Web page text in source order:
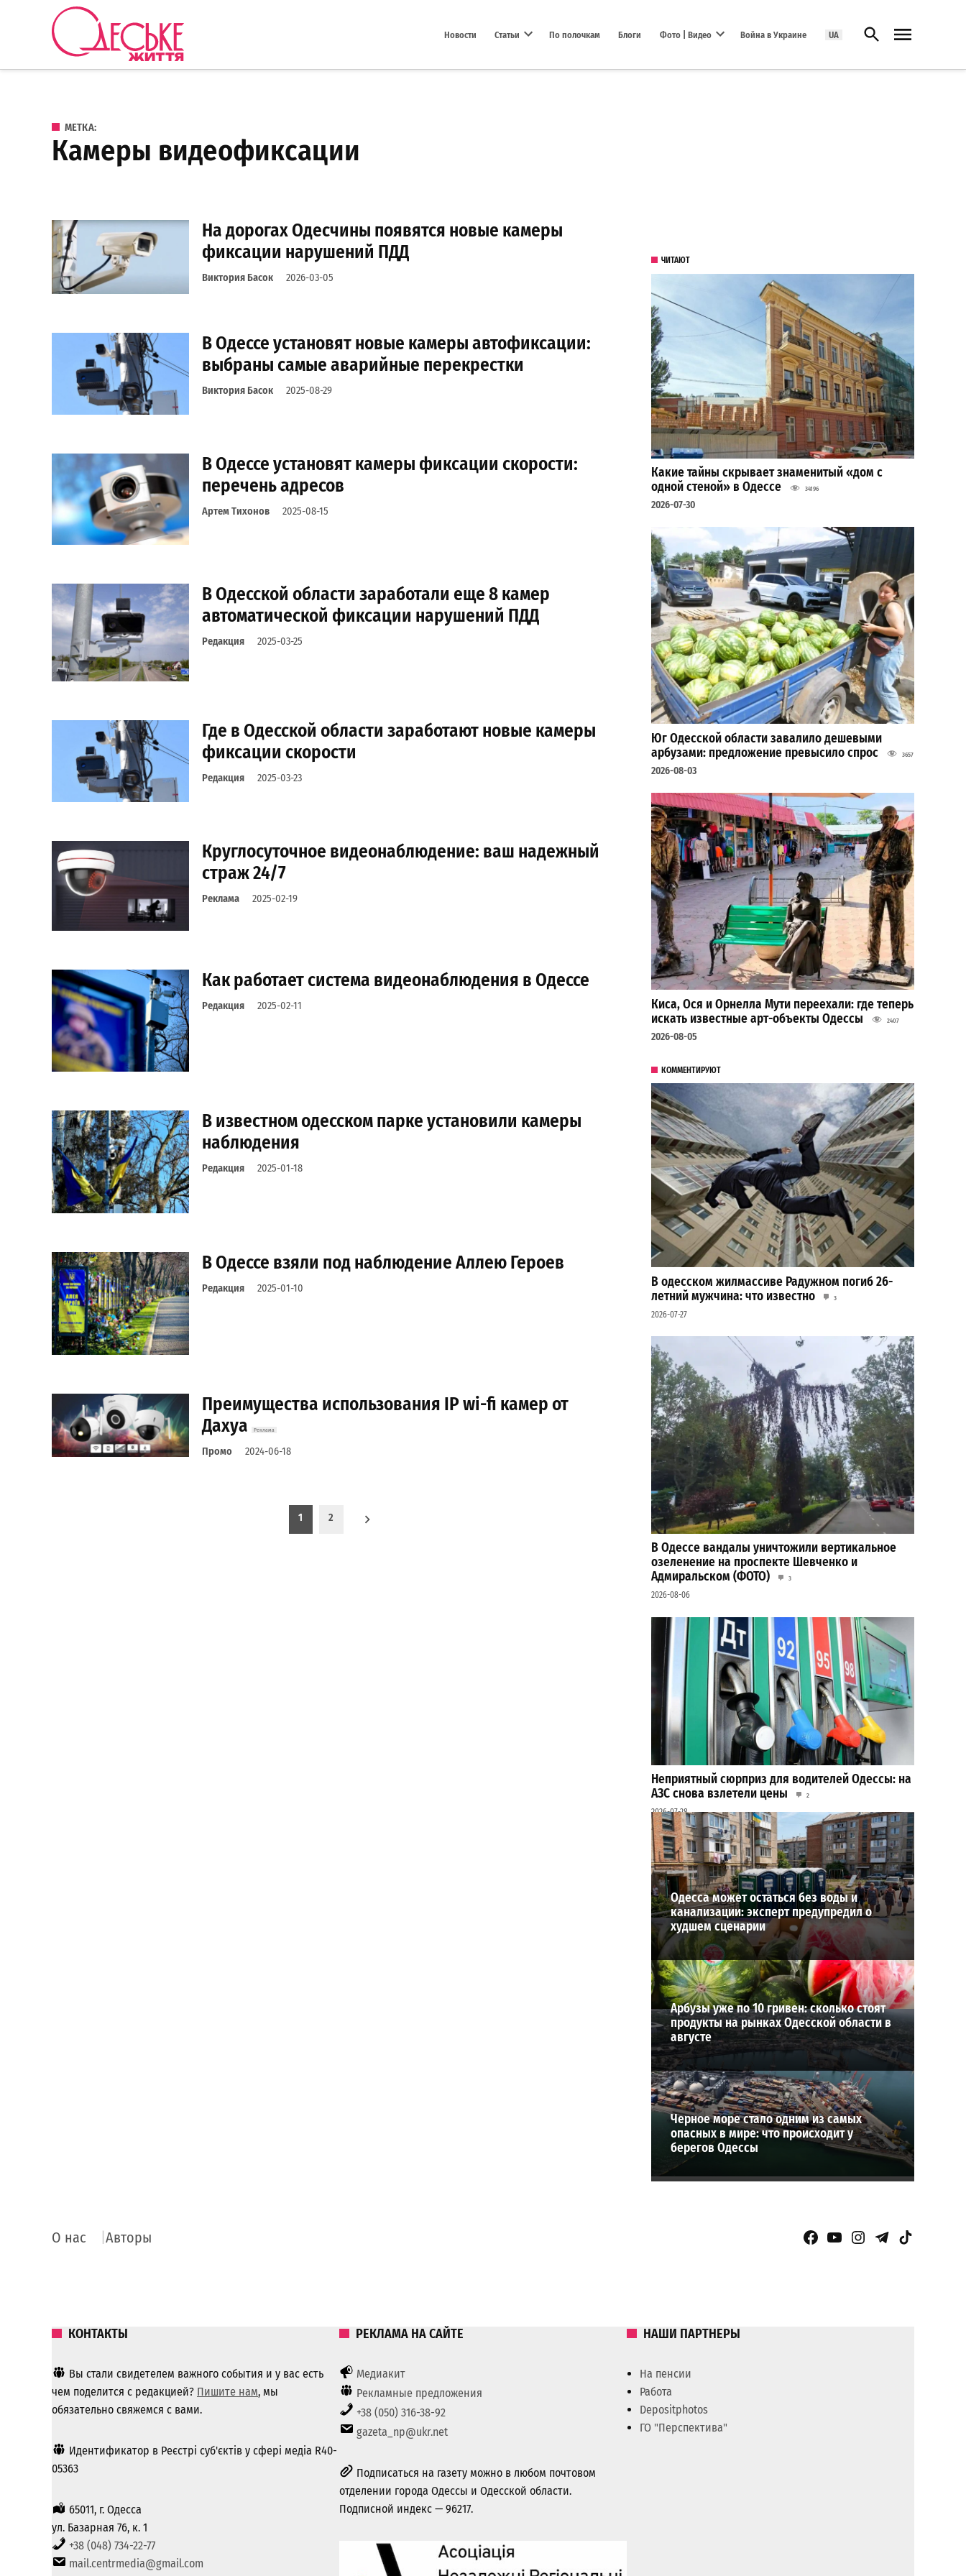
Перейти к содержанию
Новости Статьи По полочкам Блоги Фото | Видео Война в Украине UA Открыть поиск
МЕТКА:
камеры видеофиксации
На дорогах Одесчины появятся новые камеры
фиксации нарушений ПДД
Виктория Басок 2026-03-05
В Одессе установят новые камеры автофиксации:
выбраны самые аварийные перекрестки
Виктория Басок 2025-08-29
В Одессе установят камеры фиксации скорости:
перечень адресов
Артем Тихонов 2025-08-15
В Одесской области заработали еще 8 камер
автоматической фиксации нарушений ПДД
Редакция 2025-03-25
Где в Одесской области заработают новые камеры
фиксации скорости
Редакция 2025-03-23
Круглосуточное видеонаблюдение: ваш надежный
страж 24/7
Реклама 2025-02-19
Как работает система видеонаблюдения в Одессе
Редакция 2025-02-11
В известном одесском парке установили камеры
наблюдения
Редакция 2025-01-18
В Одессе взяли под наблюдение Аллею Героев
Редакция 2025-01-10
Преимущества использования IP wi-fi камер от
Дахуа
Промо 2024-06-18
1 2
ЧИТАЮТ
Какие тайны скрывает знаменитый «дом с
одной стеной» в Одессе
34196
2026-07-30
Юг Одесской области завалило дешевыми
арбузами: предложение превысило спрос
3657
2026-08-03
Киса, Ося и Орнелла Мути переехали: где теперь
искать известные арт-объекты Одессы
2407
2026-08-05
КОММЕНТИРУЮТ
В одесском жилмассиве Радужном погиб 26-
летний мужчина: что известно
3
2026-07-27
В Одессе вандалы уничтожили вертикальное
озеленение на проспекте Шевченко и
Адмиральском (ФОТО)
3
2026-08-06
Неприятный сюрприз для водителей Одессы: на
АЗС снова взлетели цены
2
2026-07-28
ВИБОР РЕДАКЦИИ
Одесса может остаться без воды и
канализации: эксперт предупредил о
худшем сценарии
Арбузы уже по 10 гривен: сколько стоят
продукты на рынках Одесской области в
августе
Черное море стало одним из самых
опасных в мире: что происходит у
берегов Одессы
О нас Авторы Facebook Page
YouTubeInstagram
Telegram
TikTok
КОНТАКТЫ
Вы стали свидетелем важного события и у вас есть
чем поделится с редакцией? Пишите нам, мы
обязательно свяжемся с вами.
Идентификатор в Реєстрі суб'єктів у сфері медіа R40-
05363
65011, г. Одесса
ул. Базарная 76, к. 1
+38 (048) 734-22-77
mail.centrmedia@gmail.com
РЕКЛАМА НА САЙТЕ
Медиакит
Рекламные предложения
+38 (050) 316-38-92
gazeta_np@ukr.net
Подписаться на газету можно в любом почтовом
отделении города Одессы и Одесской области.
Подписной индекс — 96217.
НАШИ ПАРТНЕРЫ
На пенсии
Работа
Depositphotos
ГО "Перспектива"